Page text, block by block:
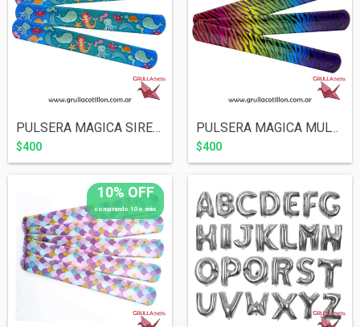
PULSERA MAGICA SIRENA FONDO MAR
$400
PULSERA MAGICA MULTICOLOR ESTAMPADA
$400
10% OFF
comprando 10 o más